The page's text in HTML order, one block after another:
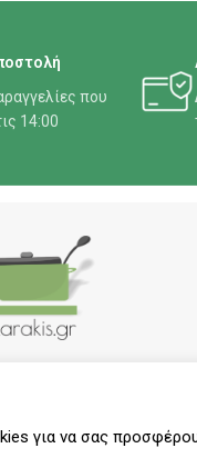
που
14:00
για να σας